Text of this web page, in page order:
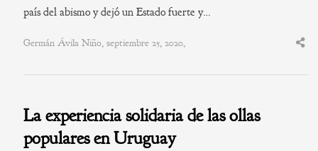
país del abismo y dejó un Estado fuerte y…
Germán Ávila Niño, septiembre 25, 2020,
La experiencia solidaria de las ollas
populares en Uruguay